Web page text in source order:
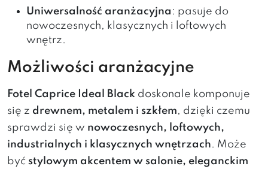
Uniwersalność aranżacyjna : pasuje do
nowoczesnych, klasycznych i loftowych
wnętrz.
Możliwości aranżacyjne
Fotel Caprice Ideal Black doskonale komponuje
się z drewnem, metalem i szkłem, dzięki czemu
sprawdzi się w nowoczesnych, loftowych,
industrialnych i klasycznych wnętrzach. Może
być stylowym akcentem w salonie, eleganckim